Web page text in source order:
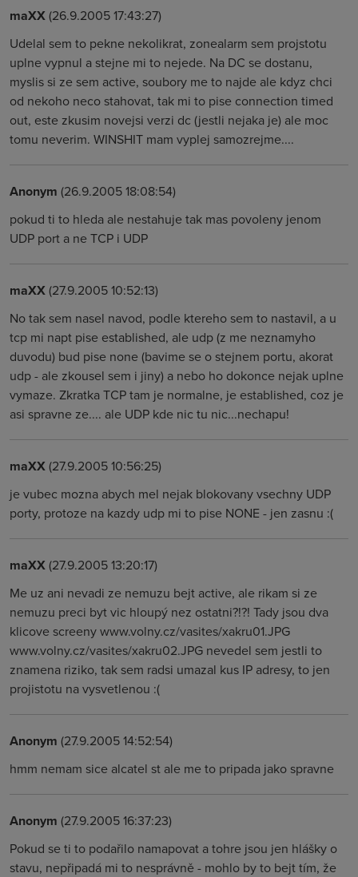
maXX(26.9.2005 17:43:27)
Udelal sem to pekne nekolikrat, zonealarm sem projstotu
uplne vypnul a stejne mi to nejede. Na DC se dostanu,
myslis si ze sem active, soubory me to najde ale kdyz chci
od nekoho neco stahovat, tak mi to pise connection timed
out, este zkusim novejsi verzi dc (jestli nejaka je) ale moc
tomu neverim. WINSHIT mam vyplej samozrejme....
Anonym (26.9.2005 18:08:54)
pokud ti to hleda ale nestahuje tak mas povoleny jenom
UDP port a ne TCP i UDP
maXX(27.9.2005 10:52:13)
No tak sem nasel navod, podle ktereho sem to nastavil, a u
tcp mi napt pise established, ale udp (z me neznamyho
duvodu) bud pise none (bavime se o stejnem portu, akorat
udp - ale zkousel sem i jiny) a nebo ho dokonce nejak uplne
vymaze. Zkratka TCP tam je normalne, je established, coz je
asi spravne ze.... ale UDP kde nic tu nic...nechapu!
maXX(27.9.2005 10:56:25)
je vubec mozna abych mel nejak blokovany vsechny UDP
porty, protoze na kazdy udp mi to pise NONE - jen zasnu :(
maXX(27.9.2005 13:20:17)
Me uz ani nevadi ze nemuzu bejt active, ale rikam si ze
nemuzu preci byt vic hloupý nez ostatni?!?! Tady jsou dva
klicove screeny www.volny.cz/vasites/xakru01.JPG
www.volny.cz/vasites/xakru02.JPG nevedel sem jestli to
znamena riziko, tak sem radsi umazal kus IP adresy, to jen
projistotu na vysvetlenou :(
Anonym (27.9.2005 14:52:54)
hmm nemam sice alcatel st ale me to pripada jako spravne
Anonym (27.9.2005 16:37:23)
Pokud se ti to podařilo namapovat a tohre jsou jen hlášky o
stavu, nepřipadá mi to nesprávně - mohlo by to bejt tím, že